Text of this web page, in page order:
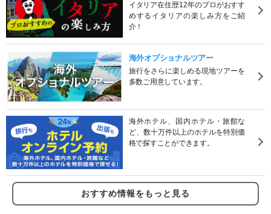
イタリア在住歴12年のプロがおすす
めするイタリアの楽しみ方をご紹
介！
海外オプショナルツアー
旅行をさらに楽しめる現地ツアーを
多数ご用意しています。
海外ホテル、国内ホテル・旅館な
ど、数十万件以上のホテルを特別価
格で探すことができます。
おすすめ情報をもっと見る